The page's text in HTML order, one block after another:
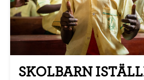
SKOLBARN